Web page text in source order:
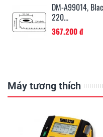
DM-A99014,
220...
367.200 đ
Máy tương thích